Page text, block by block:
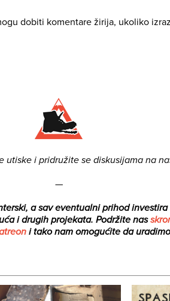
dobiti komentare žirija, ukoliko
utiske i pridružite se diskusijama na
—
a sav eventualni prihod investira
i drugih projekata. Podržite nas
i tako nam omogućite da